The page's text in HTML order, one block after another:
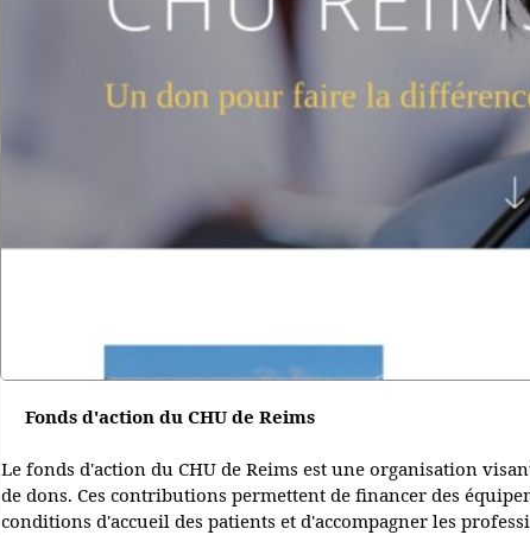
Fonds d'action du CHU de Reims
Le fonds d'action du CHU de Reims est une organisation
de dons. Ces contributions permettent de financer des
conditions d'accueil des patients et d'accompagner les